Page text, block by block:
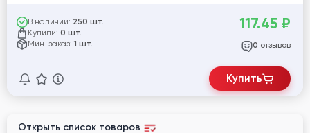
В наличии: 250 шт.
Купили: 0 шт.
Мин. заказ: 1 шт.
117.45 ₽
0 отзывов
Купить
Открыть список товаров